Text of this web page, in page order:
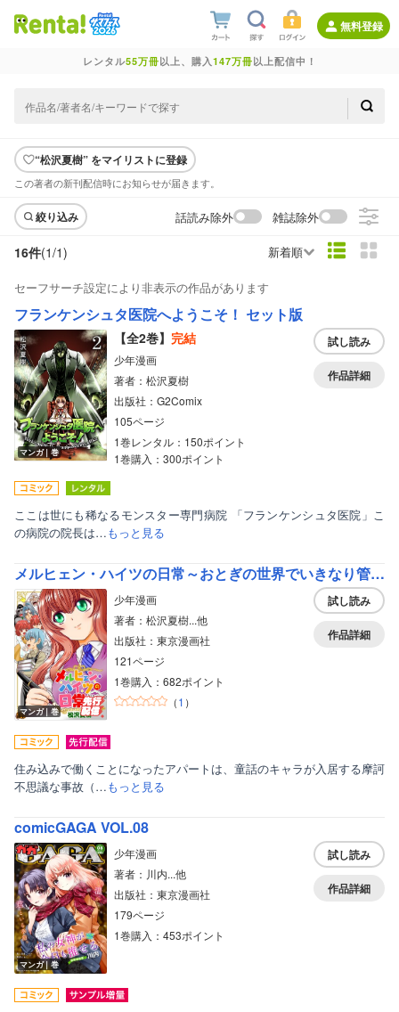
無料登録
レンタル55万冊以上、購入147万冊以上配信中！
“松沢夏樹” をマイリストに登録
この著者の新刊配信時にお知らせが届きます。
絞り込み 話読み除外 雑誌除外
16件(1/1) 新着順
セーフサーチ設定により非表示の作品があります
フランケンシュタ医院へようこそ！ セット版
マンガ｜巻
【全2巻】 完結
少年漫画
著者：松沢夏樹
出版社：G2Comix
105ページ
1巻レンタル：150ポイント
1巻購入：300ポイント
試し読み
作品詳細
ここは世にも稀なるモンスター専門病院 「フランケンシュタ医院」こ
の病院の院長は…もっと見る
メルヒェン・ハイツの日常～おとぎの世界でいきなり管理人～【電子単行本版】
マンガ｜巻
少年漫画
著者：松沢夏樹...他
出版社：東京漫画社
121ページ
1巻購入：682ポイント
（1 ）
試し読み
作品詳細
住み込みで働くことになったアパートは、童話のキャラが入居する摩訶
不思議な事故（…もっと見る
comicGAGA VOL.08
マンガ｜巻
少年漫画
著者：川内...他
出版社：東京漫画社
179ページ
1巻購入：453ポイント
試し読み
作品詳細